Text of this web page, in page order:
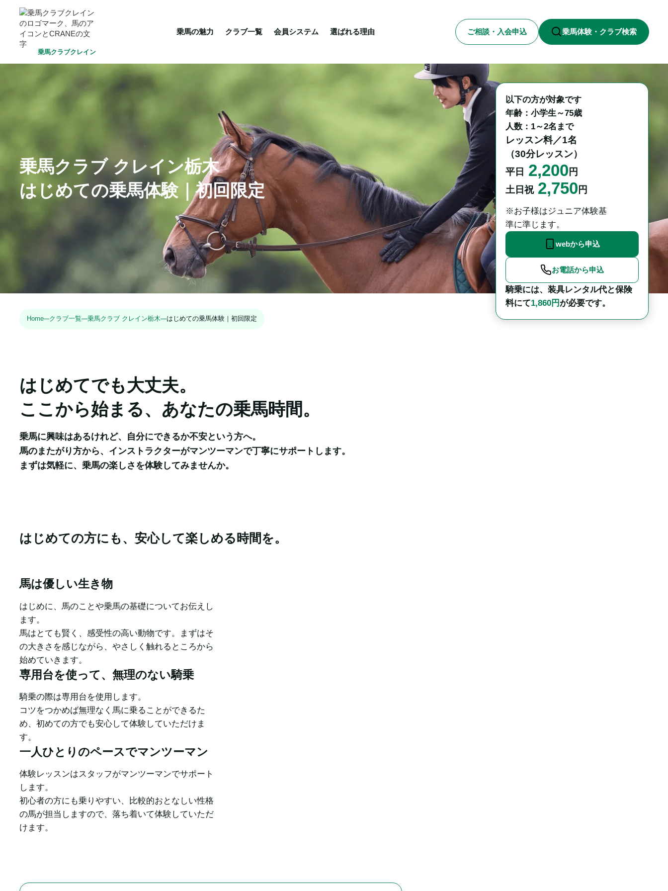
乗馬クラブクレイン
乗馬の魅力 クラブ一覧 会員システム 選ばれる理由 ご相談・入会申込 乗馬体験・クラブ検索
HOME 乗馬の魅力 クラブ一覧
乗馬クラブ クレイン栃木
はじめての乗馬体験｜初回限定
Home クラブ一覧 乗馬クラブ クレイン栃木 はじめての乗馬体験｜初回限定
以下の方が対象です
年齢：小学生～75歳
人数：1～2名まで
レッスン料／1名
（30分レッスン）
平日
2,200 円
土日祝 2,750 円
※お子様はジュニア体験基
準に準じます。
webから申込
お電話から申込
騎乗には、装具レンタル代と保険
料にて1,860円が必要です。
はじめてでも大丈夫。
ここから始まる、あなたの乗馬時間。
乗馬に興味はあるけれど、自分にできるか不安という方へ。
馬のまたがり方から、インストラクターがマンツーマンで丁寧にサポートします。
まずは気軽に、乗馬の楽しさを体験してみませんか。
はじめての方にも、安心して楽しめる時間を。
馬は優しい生き物
はじめに、馬のことや乗馬の基礎についてお伝えし
ます。
馬はとても賢く、感受性の高い動物です。まずはそ
の大きさを感じながら、やさしく触れるところから
始めていきます。
専用台を使って、無理のない騎乗
騎乗の際は専用台を使用します。
コツをつかめば無理なく馬に乗ることができるた
め、初めての方でも安心して体験していただけま
す。
一人ひとりのペースでマンツーマン
体験レッスンはスタッフがマンツーマンでサポート
します。
初心者の方にも乗りやすい、比較的おとなしい性格
の馬が担当しますので、落ち着いて体験していただ
けます。